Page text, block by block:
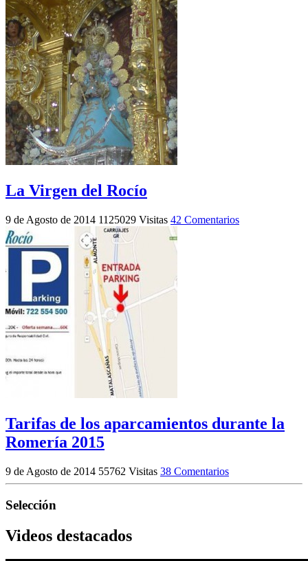
La Virgen del Rocío
9 de Agosto de 2014 1125029 Visitas 42 Comentarios
Tarifas de los aparcamientos durante la
Romería 2015
9 de Agosto de 2014 55762 Visitas 38 Comentarios
Selección
Videos destacados